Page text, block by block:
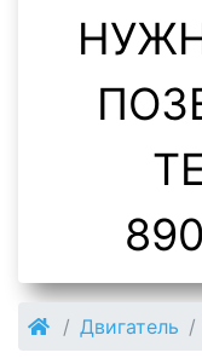
Двигатель